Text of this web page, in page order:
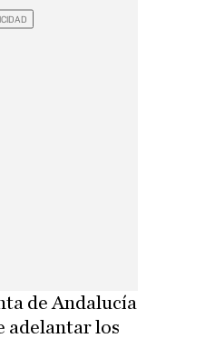
de Andalucía
adelantar los